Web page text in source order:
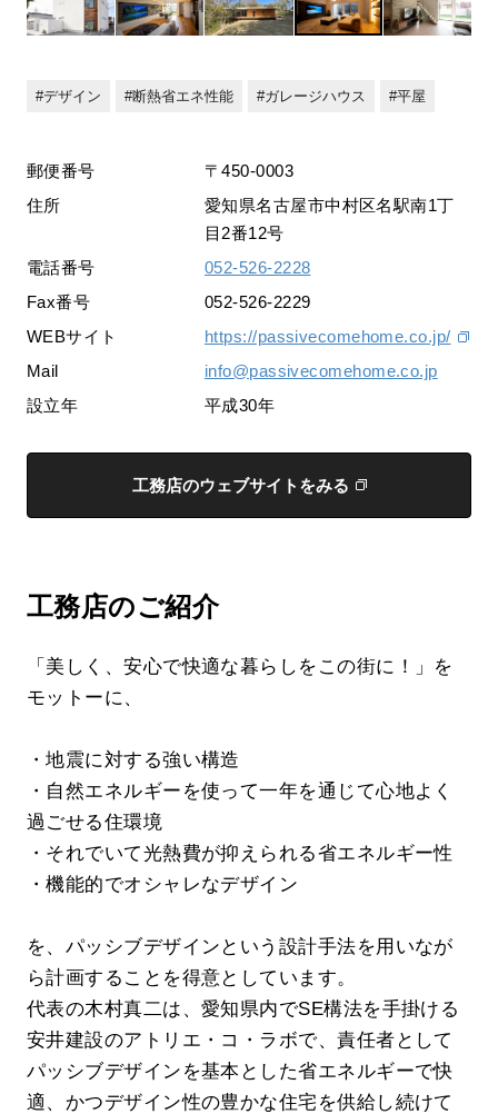
デザイン 断熱省エネ性能 ガレージハウス 平屋
郵便番号
〒450-0003
住所
愛知県名古屋市中村区名駅南1丁
目2番12号
電話番号
052-526-2228
Fax番号
052-526-2229
WEBサイト
https://passivecomehome.co.jp/
Mail
info@passivecomehome.co.jp
設立年
平成30年
工務店のウェブサイトをみる
工務店のご紹介
「美しく、安心で快適な暮らしをこの街に！」を
モットーに、
・地震に対する強い構造
・自然エネルギーを使って一年を通じて心地よく
過ごせる住環境
・それでいて光熱費が抑えられる省エネルギー性
・機能的でオシャレなデザイン
を、パッシブデザインという設計手法を用いなが
ら計画することを得意としています。
代表の木村真二は、愛知県内でSE構法を手掛ける
安井建設のアトリエ・コ・ラボで、責任者として
パッシブデザインを基本とした省エネルギーで快
適、かつデザイン性の豊かな住宅を供給し続けて